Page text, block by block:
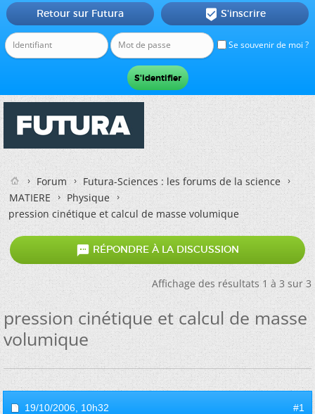
Se souvenir de moi ?
Retour sur Futura  S'inscrire
Forum
Futura-Sciences : les forums de la science
MATIERE
Physique
pression cinétique et calcul de masse volumique
 RÉPONDRE À LA DISCUSSION
Affichage des résultats 1 à 3 sur 3
pression cinétique et calcul de masse
volumique
19/10/2006, 10h32 #1